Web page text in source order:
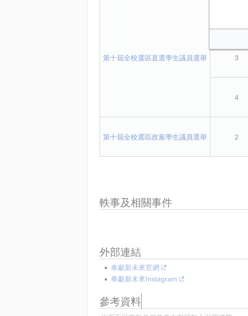
第十屆全校選區直選學生議員選舉 3
4
第十屆全校選區政黨學生議員選舉 2
軼事及相關事件
外部連結
奉獻新未來官網
奉獻新未來Instagram
參考資料